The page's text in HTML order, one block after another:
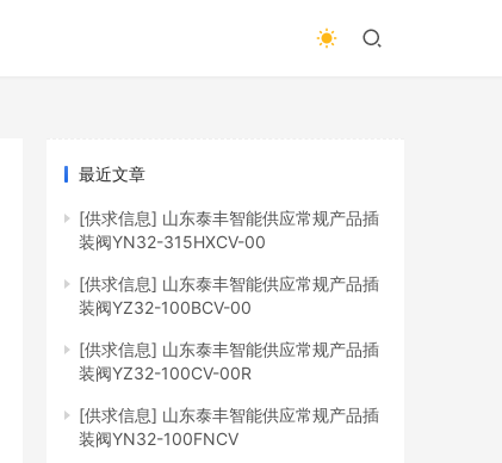
最近文章
[供求信息] 山东泰丰智能供应常规产品插
装阀YN32-315HXCV-00
[供求信息] 山东泰丰智能供应常规产品插
装阀YZ32-100BCV-00
[供求信息] 山东泰丰智能供应常规产品插
装阀YZ32-100CV-00R
[供求信息] 山东泰丰智能供应常规产品插
装阀YN32-100FNCV